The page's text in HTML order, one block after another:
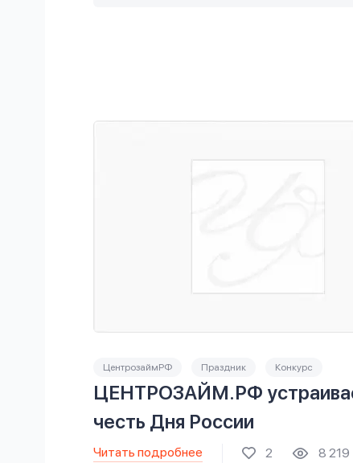
ЦентрозаймРФ Праздник Конкурс
ЦЕНТРОЗАЙМ.РФ
честь Дня России
Читать подробнее 2 8 219